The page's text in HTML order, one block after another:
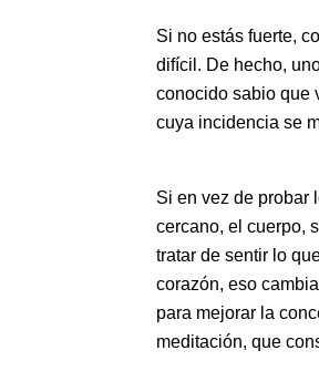
Si no estás fuerte,
difícil. De hecho,
conocido sabio que
cuya incidencia se
Si en vez de probar
cercano, el cuerpo,
tratar de sentir lo
corazón, eso
para mejorar la
meditación, que